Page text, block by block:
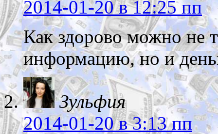
2014-01-20в 12:25 пп
Как здорово можно не
информацию, но и
Зульфия
2014-01-20в 3:13 пп